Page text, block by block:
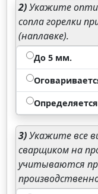
2)Укажите
сопла горелки
(наплавке).
До 5 мм.
3)Укажите все
сварщиком на
учитываются